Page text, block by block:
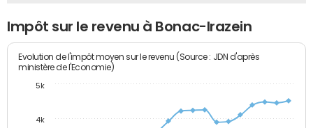
Impôt sur le revenu à Bonac-Irazein
Evolution de l'impôt moyen sur le revenu (Source : JDN d'après
ministère de l'Economie)
4k
5k